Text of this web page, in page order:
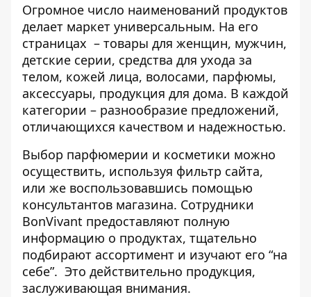
Огромное число наименований продуктов
делает маркет универсальным. На его
страницах – товары для женщин, мужчин,
детские серии, средства для ухода за
телом, кожей лица, волосами, парфюмы,
аксессуары, продукция для дома. В каждой
категории – разнообразие предложений,
отличающихся качеством и надежностью.
Выбор парфюмерии и косметики можно
осуществить, используя фильтр сайта,
или же воспользовавшись помощью
консультантов магазина. Сотрудники
BonVivant предоставляют полную
информацию о продуктах, тщательно
подбирают ассортимент и изучают его “на
себе”. Это действительно продукция,
заслуживающая внимания.